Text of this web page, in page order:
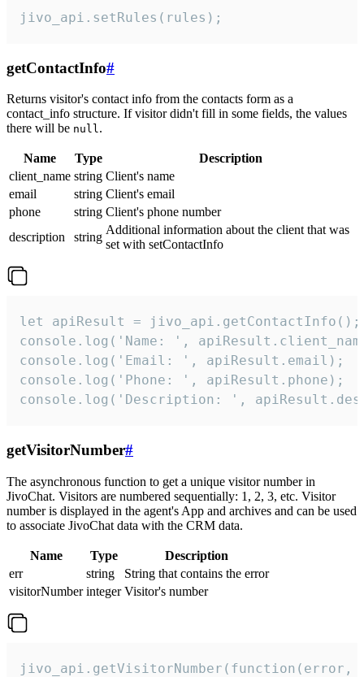
jivo_api.setRules(rules);
getContactInfo#
Returns visitor's contact info from the contacts form as a
contact_info structure. If visitor didn't fill in some fields, the values
there will be null.
Name Type
Description
client_name string Client's name
email
string Client's email
phone
string Client's phone number
description
string
Additional information about the client that was
set with setContactInfo
let apiResult = jivo_api.getContactInfo();
console.log('Name: ',
console.log('Email: ', apiResult.email);
console.log('Phone: ', apiResult.phone);
console.log('Description: ',
getVisitorNumber#
The asynchronous function to get a unique visitor number in
JivoChat. Visitors are numbered sequentially: 1, 2, 3, etc. Visitor
number is displayed in the agent's App and archives and can be used
to associate JivoChat data with the CRM data.
Name Type
Description
err
string
String that contains the error
visitorNumber integer Visitor's number
jivo_api.getVisitorNumber(function(error,